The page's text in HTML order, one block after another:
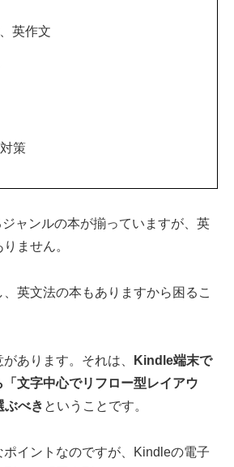
英作文
策
ャンルの本が揃っていますが、英
ません。
英文法の本もありますから困るこ
あります。それは、
Kindle端末で
文字中心でリフロー型レイアウ
ぶべき ということです。
ポイントなのですが、Kindleの電子